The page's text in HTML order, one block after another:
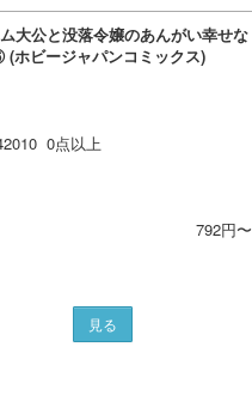
大公と没落令嬢のあんがい幸せな
ホビージャパンコミックス)
0点以上
792円〜
見る